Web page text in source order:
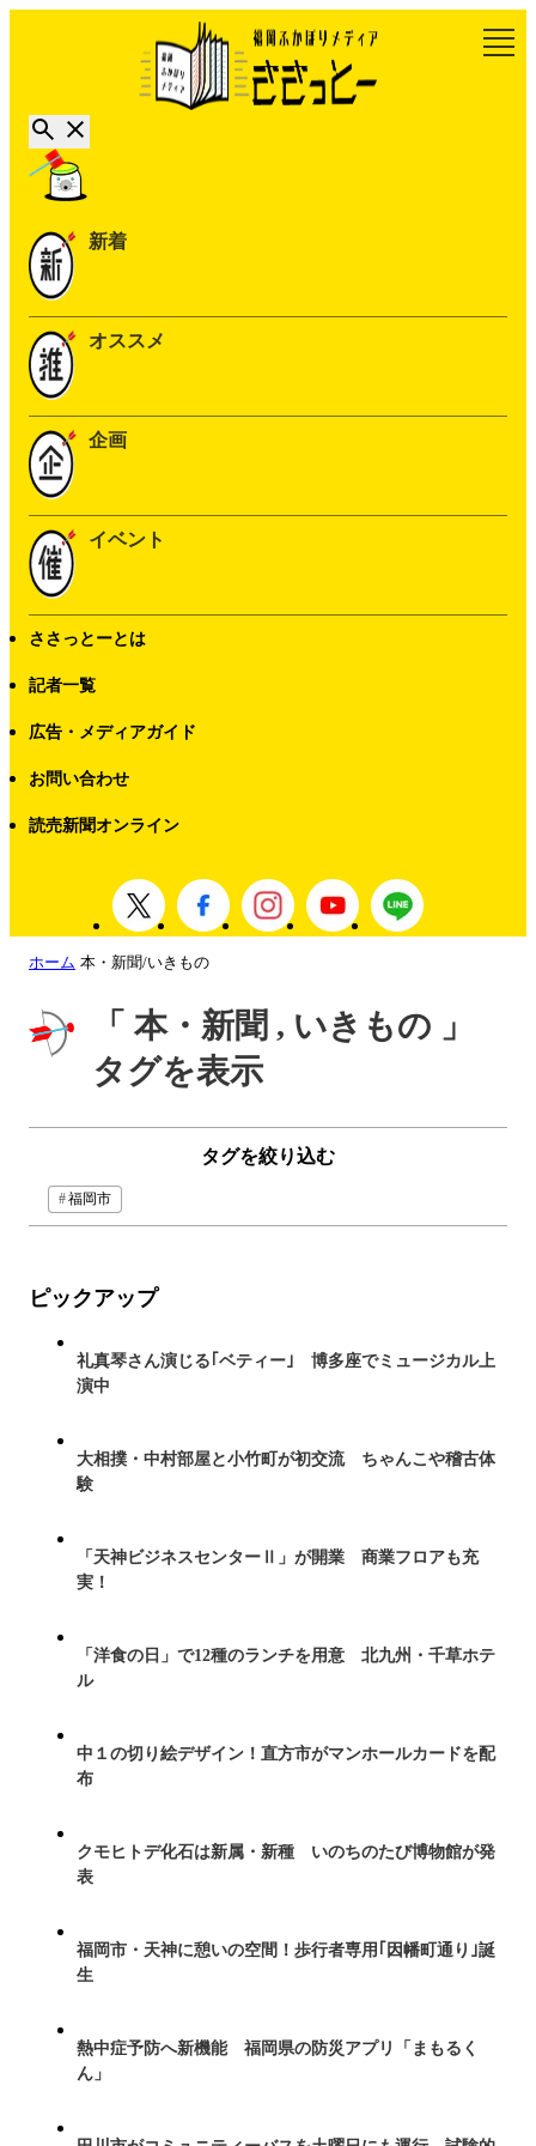
新着
オススメ
企画
イベント
ささっとーとは
記者一覧
広告・メディアガイド
お問い合わせ
読売新聞オンライン
ホーム 本・新聞/いきもの
「 本・新聞 , いきもの 」
タグを表示
タグを絞り込む
福岡市
ピックアップ
礼真琴さん演じる｢ベティー｣ 博多座でミュージカル上
演中
大相撲・中村部屋と小竹町が初交流 ちゃんこや稽古体
験
「天神ビジネスセンターⅡ」が開業 商業フロアも充
実！
「洋食の日」で12種のランチを用意 北九州・千草ホテ
ル
中１の切り絵デザイン！直方市がマンホールカードを配
布
クモヒトデ化石は新属・新種 いのちのたび博物館が発
表
福岡市・天神に憩いの空間！歩行者専用｢因幡町通り｣誕
生
熱中症予防へ新機能 福岡県の防災アプリ「まもるく
ん」